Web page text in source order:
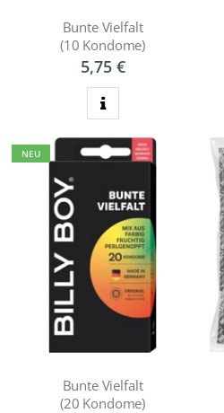
Bunte Vielfalt
(10 Kondome)
5,75 €
NEU
Bunte Vielfalt
(20 Kondome)